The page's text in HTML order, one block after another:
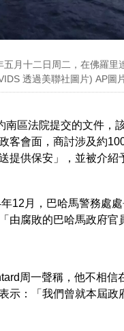
月十二日周二，在佛羅里
透過美聯社圖片) AP圖
區法院提交的文件，
客會面，商討涉及約
提供保安」，並被介紹
12月，巴哈馬警務處
由腐敗的巴哈馬政府官
周一聲稱，他不相信
示：「我們曾就本屆政